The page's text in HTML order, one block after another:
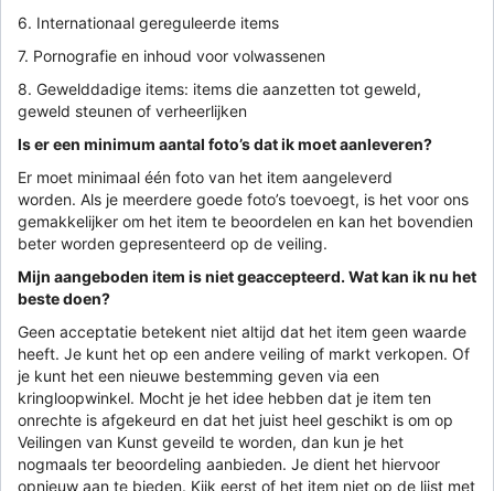
6. Internationaal gereguleerde items
7. Pornografie en inhoud voor volwassenen
8. Gewelddadige items: items die aanzetten tot geweld,
geweld steunen of verheerlijken
Is er een minimum aantal foto’s dat ik moet aanleveren?
Er moet minimaal één foto van het item aangeleverd
worden. Als je meerdere goede foto’s toevoegt, is het voor ons
gemakkelijker om het item te beoordelen en kan het bovendien
beter worden gepresenteerd op de veiling.
Mijn aangeboden item is niet geaccepteerd. Wat kan ik nu het
beste doen?
Geen acceptatie betekent niet altijd dat het item geen waarde
heeft. Je kunt het op een andere veiling of markt verkopen. Of
je kunt het een nieuwe bestemming geven via een
kringloopwinkel. Mocht je het idee hebben dat je item ten
onrechte is afgekeurd en dat het juist heel geschikt is om op
Veilingen van Kunst geveild te worden, dan kun je het
nogmaals ter beoordeling aanbieden. Je dient het hiervoor
opnieuw aan te bieden. Kijk eerst of het item niet op de lijst met